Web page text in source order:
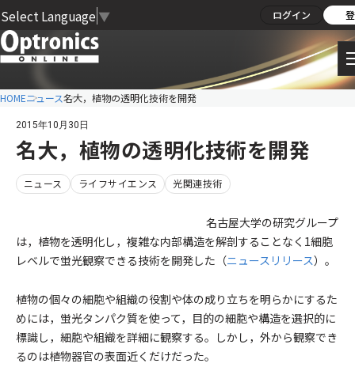
Select Language ▼ ログイン
HOMEニュース名大，植物の透明化技術を開発
2015年10月30日
名大，植物の透明化技術を開発
ニュース ライフサイエンス 光関連技術
名古屋大学の研究グループ
は，植物を透明化し，複雑な内部構造を解剖することなく1細胞
レベルで蛍光観察できる技術を開発した（ニュースリリース）。
植物の個々の細胞や組織の役割や体の成り立ちを明らかにするた
めには，蛍光タンパク質を使って，目的の細胞や構造を選択的に
標識し，細胞や組織を詳細に観察する。しかし，外から観察でき
るのは植物器官の表面近くだけだった。